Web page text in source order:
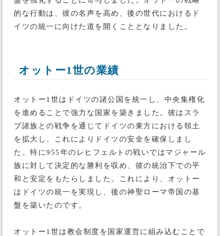
的な行動は、彼の名声を高め、後の世代におけるド
イツの統一に向けた道を開くこととなりました。
オットー1世の業績
オットー1世はドイツの諸公国を統一し、中央集権化
を進めることで強力な国家を築きました。彼はスラ
ブ諸族との戦争を通じてドイツの東方における領土
を拡大し、これによりドイツの安全を確保しまし
た。特に955年のレヒフェルトの戦いではマジャール
族に対して決定的な勝利を収め、彼の統治下での平
和と安定をもたらしました。これにより、オットー
はドイツの統一を実現し、後の神聖ローマ帝国の基
盤を築いたのです。
オットー1世は教会制度を国家運営に組み込むことで